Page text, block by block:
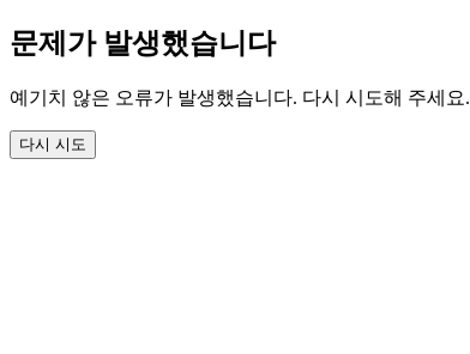
문제가 발생했습니다
예기치 않은 오류가 발생했습니다. 다시 시도해 주세요.
다시 시도